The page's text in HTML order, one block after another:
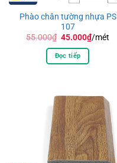
Phào chân tường nhựa PS
107
55.000₫ Giá
là:
55.000₫.
45.000₫Giá
hiện
/mét
Đọc tiếp